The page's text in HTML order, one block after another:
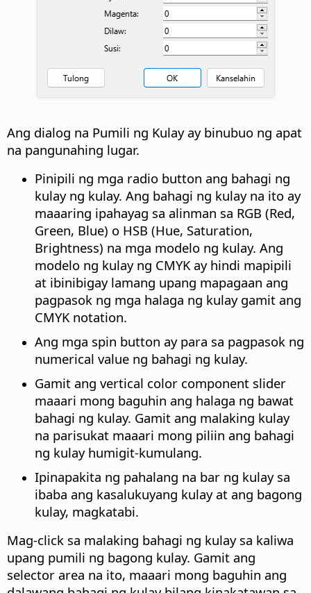
Ang dialog na Pumili ng Kulay ay binubuo ng apat
na pangunahing lugar.
Pinipili ng mga radio button ang bahagi ng
kulay ng kulay. Ang bahagi ng kulay na ito ay
maaaring ipahayag sa alinman sa RGB (Red,
Green, Blue) o HSB (Hue, Saturation,
Brightness) na mga modelo ng kulay. Ang
modelo ng kulay ng CMYK ay hindi mapipili
at ibinibigay lamang upang mapagaan ang
pagpasok ng mga halaga ng kulay gamit ang
CMYK notation.
Ang mga spin button ay para sa pagpasok ng
numerical value ng bahagi ng kulay.
Gamit ang vertical color component slider
maaari mong baguhin ang halaga ng bawat
bahagi ng kulay. Gamit ang malaking kulay
na parisukat maaari mong piliin ang bahagi
ng kulay humigit-kumulang.
Ipinapakita ng pahalang na bar ng kulay sa
ibaba ang kasalukuyang kulay at ang bagong
kulay, magkatabi.
Mag-click sa malaking bahagi ng kulay sa kaliwa
upang pumili ng bagong kulay. Gamit ang
selector area na ito, maaari mong baguhin ang